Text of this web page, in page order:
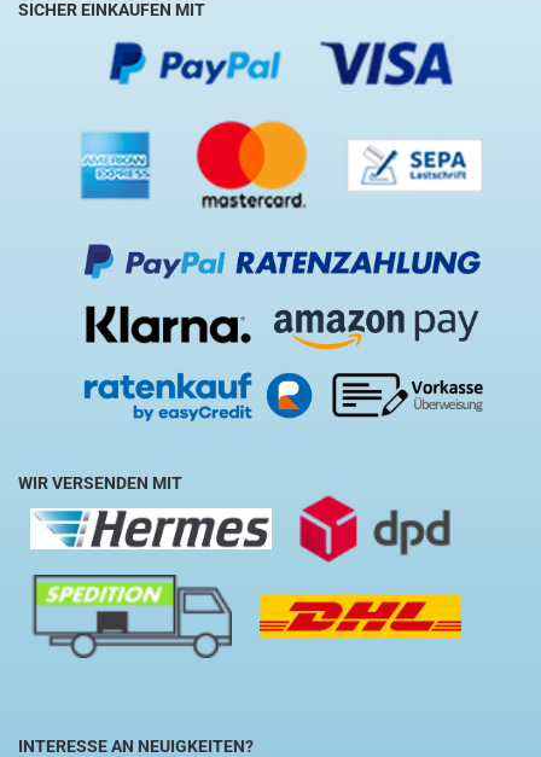
SICHER EINKAUFEN MIT
WIR VERSENDEN MIT
INTERESSE AN NEUIGKEITEN?